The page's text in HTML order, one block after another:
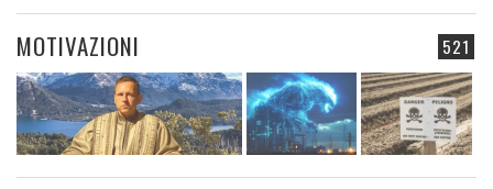
521
MOTIVAZIONI